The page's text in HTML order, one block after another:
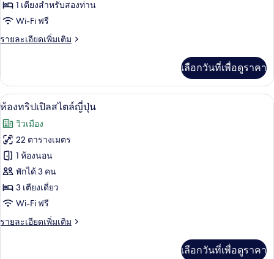
ดับเบิล1 เตียงสำหรับสองท่าน
Wi-Fi ฟรี
รายละเอียดเพิ่มเติม
ราย
เกี่ยว
กับ
ห้อง
เลือกวันที่เพื่อดูราคา
เปิด
ภาพถ่าย
ทั้งหมด
ของ
ห้อง
ทริปเปิล
สไตล์
ญี่ปุ่น
ห้องทริปเปิลสไตล์ญี่ปุ่น | ตู้นิรภัยในห้อ
9
ห้องทริปเปิลสไตล์ญี่ปุ่น
วิวเมือง
22 ตารางเมตร
1 ห้องนอน
พักได้ 3 คน
3 เตียงเดี่ยว
Wi-Fi ฟรี
รายละเอียดเพิ่มเติม
ราย
เลือกวันที่เพื่อดูราคา